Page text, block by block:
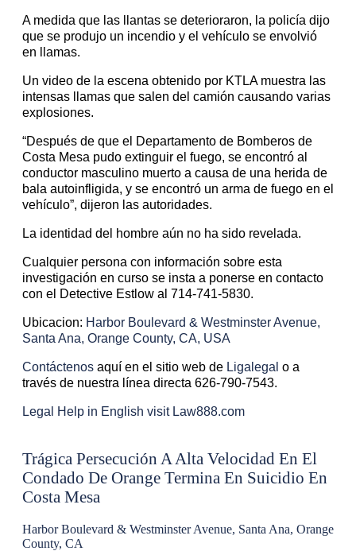
A medida que las llantas se deterioraron, la policía dijo
que se produjo un incendio y el vehículo se envolvió
en llamas.
Un video de la escena obtenido por KTLA muestra las
intensas llamas que salen del camión causando varias
explosiones.
“Después de que el Departamento de Bomberos de
Costa Mesa pudo extinguir el fuego, se encontró al
conductor masculino muerto a causa de una herida de
bala autoinfligida, y se encontró un arma de fuego en el
vehículo”, dijeron las autoridades.
La identidad del hombre aún no ha sido revelada.
Cualquier persona con información sobre esta
investigación en curso se insta a ponerse en contacto
con el Detective Estlow al 714-741-5830.
Ubicacion: Harbor Boulevard & Westminster Avenue,
Santa Ana, Orange County, CA, USA
Contáctenos aquí en el sitio web de Ligalegal o a
través de nuestra línea directa 626-790-7543.
Legal Help in English visit Law888.com
Trágica Persecución A Alta Velocidad En El
Condado De Orange Termina En Suicidio En
Costa Mesa
Harbor Boulevard & Westminster Avenue, Santa Ana, Orange
County, CA